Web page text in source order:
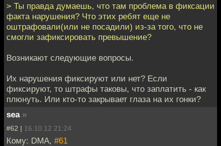
> Ты правда думаешь, что там проблема в фиксации
факта нарушения? Что этих ребят еще не
оштрафовали(или не посадили) из-за того, что не
смогли зафиксировать превышение?
Возникают следующие вопросы.
Их нарушения фиксируют или нет? Если
фиксируют, то штрафы таковы, что заплатить - как
плюнуть. Или кто-то закрывает глаза на их гонки?
sea »
#62 | 16.10.12 21:24
Кому: DMA, #61